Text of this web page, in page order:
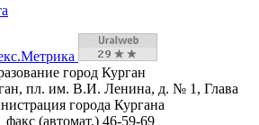
город Курган
пл. им. В.И. Ленина, д. № 1, Глава
города Кургана
(автомат.) 46-59-69